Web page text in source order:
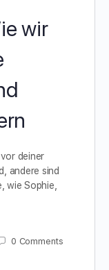
wir
deiner
andere sind
wie Sophie,
0 Comments